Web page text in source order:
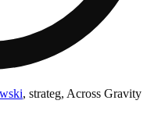
, strateg, Across Gravity